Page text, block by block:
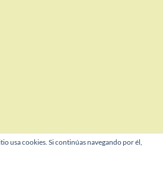
usa cookies. Si continúas navegando por él,